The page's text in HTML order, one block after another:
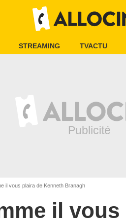
STREAMING TVACTU
il vous plaira de Kenneth Branagh
il vous